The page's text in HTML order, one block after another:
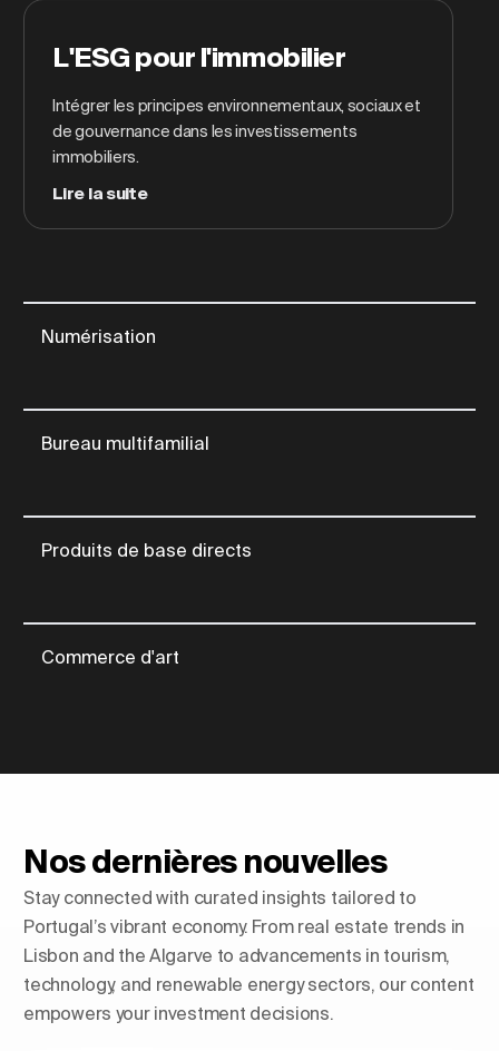
Numérisation
Bureau multifamilial
Produits de base directs
Commerce d'art
L'ESG pour l'immobilier
Intégrer les principes environnementaux, sociaux et
de gouvernance dans les investissements
immobiliers.
Lire la suite
Nos dernières nouvelles
Stay connected with curated insights tailored to
Portugal’s vibrant economy. From real estate trends in
Lisbon and the Algarve to advancements in tourism,
technology, and renewable energy sectors, our content
empowers your investment decisions.
Façonner les horizons : L'essor